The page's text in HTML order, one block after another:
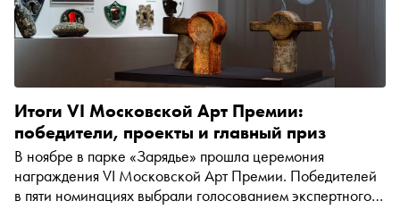
Итоги VI Московской Арт Премии:
победители, проекты и главный приз
В ноябре в парке «Зарядье» прошла церемония
награждения VI Московской Арт Премии. Победителей
в пяти номинациях выбрали голосованием экспертного